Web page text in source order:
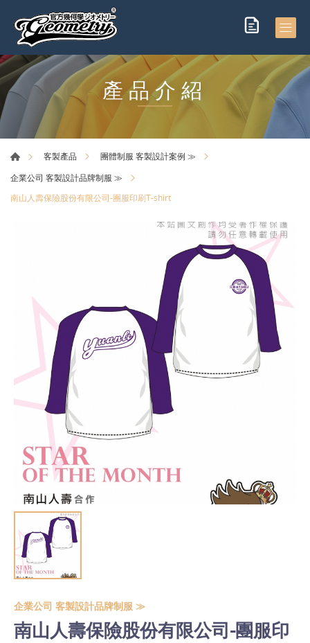
產品介紹
客製產品
團體制服 客製設計案例 ≫
企業公司 客製設計品牌制服 ≫
南山人壽保險股份有限公司-團服印刷T-shirt
企業公司 客製設計品牌制服 ≫
南山人壽保險股份有限公司-團服印